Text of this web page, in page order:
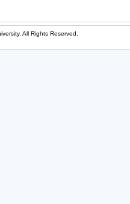
All Rights Reserved.